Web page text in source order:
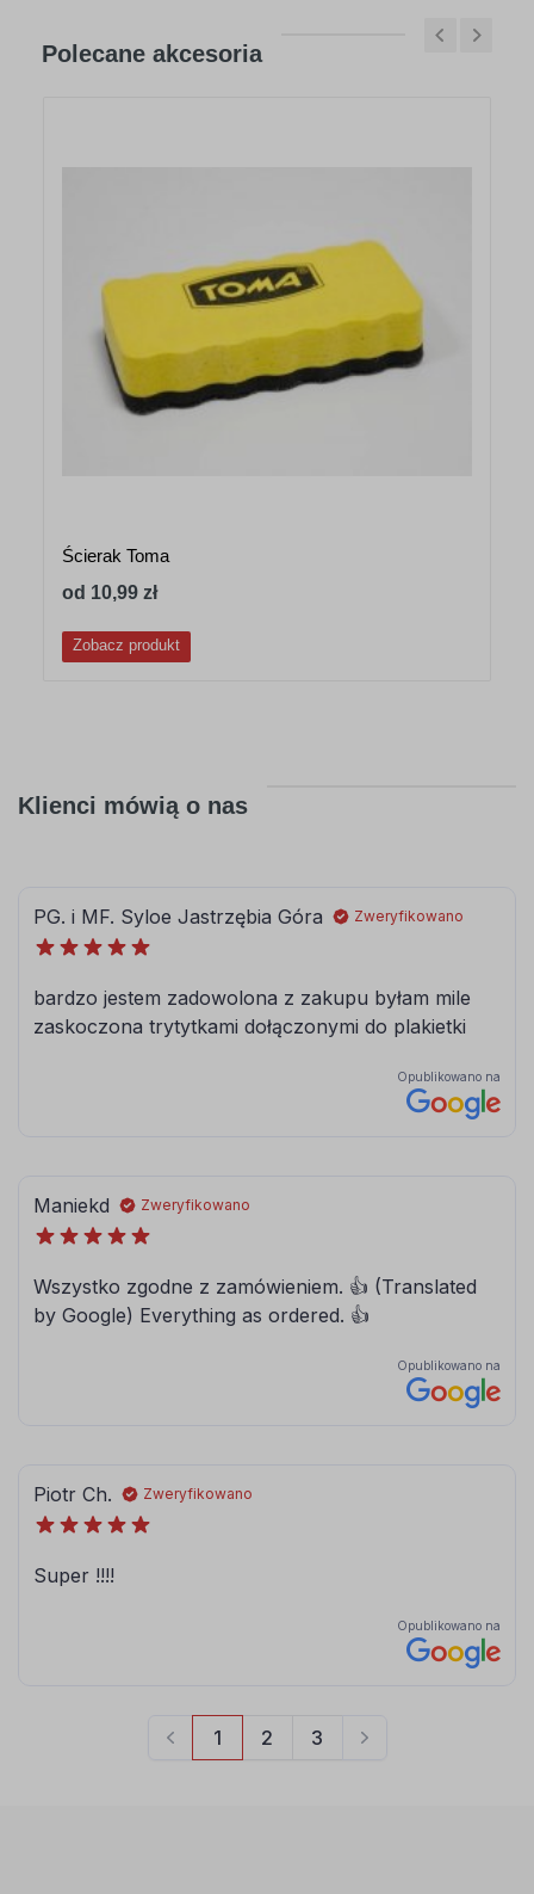
Polecane akcesoria
Ścierak Toma
od 10,99 zł
Zobacz produkt
Klienci mówią o nas